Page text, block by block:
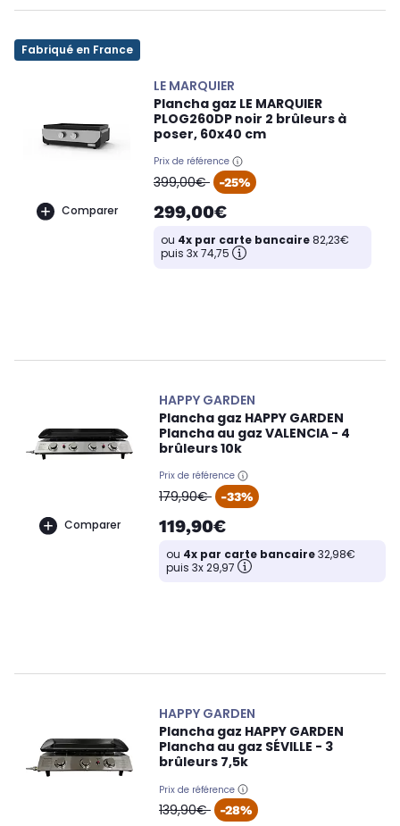
Fabriqué en France
Comparer
LE MARQUIER
Plancha gaz LE MARQUIER
PLOG260DP noir 2 brûleurs à
poser, 60x40 cm
Prix de référence
oldPrice
399,00€ -25%
299,00€
ou 4x par carte bancaire82,23€
puis 3x 74,75
Comparer
HAPPY GARDEN
Plancha gaz HAPPY GARDEN
Plancha au gaz VALENCIA - 4
brûleurs 10k
Prix de référence
oldPrice
179,90€ -33%
119,90€
ou 4x par carte bancaire32,98€
puis 3x 29,97
HAPPY GARDEN
Plancha gaz HAPPY GARDEN
Plancha au gaz SÉVILLE - 3
brûleurs 7,5k
Prix de référence
oldPrice
139,90€ -28%